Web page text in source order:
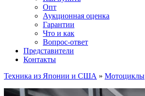
Опт
Аукционная оценка
Гарантии
Что и как
Вопрос-ответ
Представители
Контакты
Техника из Японии и США » Мотоциклы